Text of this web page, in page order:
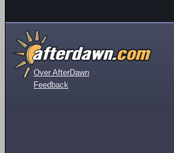
Over AfterDawn
Feedback